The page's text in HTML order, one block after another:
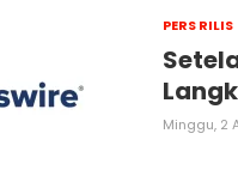
PERS RILIS
Minggu, 2